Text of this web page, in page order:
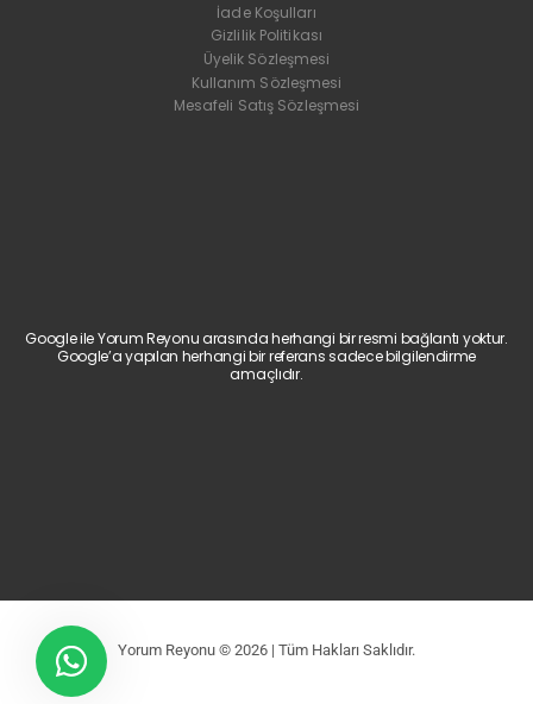
İade Koşulları
Gizlilik Politikası
Üyelik Sözleşmesi
Kullanım Sözleşmesi
Mesafeli Satış Sözleşmesi
Google ile Yorum Reyonu arasında herhangi bir resmi bağlantı yoktur.
Google’a yapılan herhangi bir referans sadece bilgilendirme
amaçlıdır.
Yorum Reyonu © 2026 | Tüm Hakları Saklıdır.